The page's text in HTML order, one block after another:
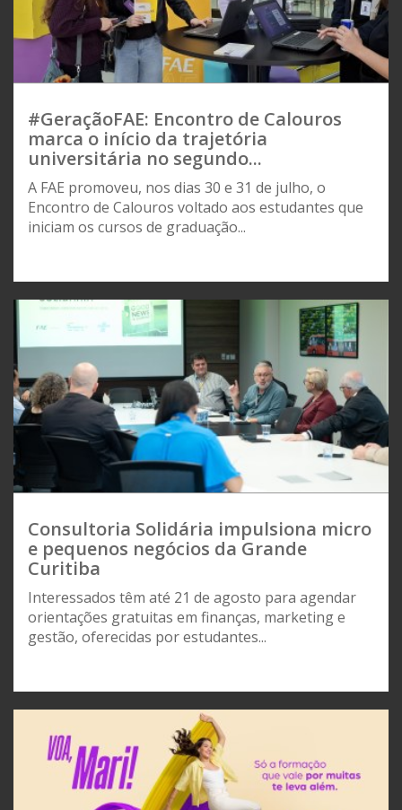
#GeraçãoFAE: Encontro de Calouros
marca o início da trajetória
universitária no segundo...
A FAE promoveu, nos dias 30 e 31 de julho, o
Encontro de Calouros voltado aos estudantes que
iniciam os cursos de graduação...
Consultoria Solidária impulsiona micro
e pequenos negócios da Grande
Curitiba
Interessados têm até 21 de agosto para agendar
orientações gratuitas em finanças, marketing e
gestão, oferecidas por estudantes...